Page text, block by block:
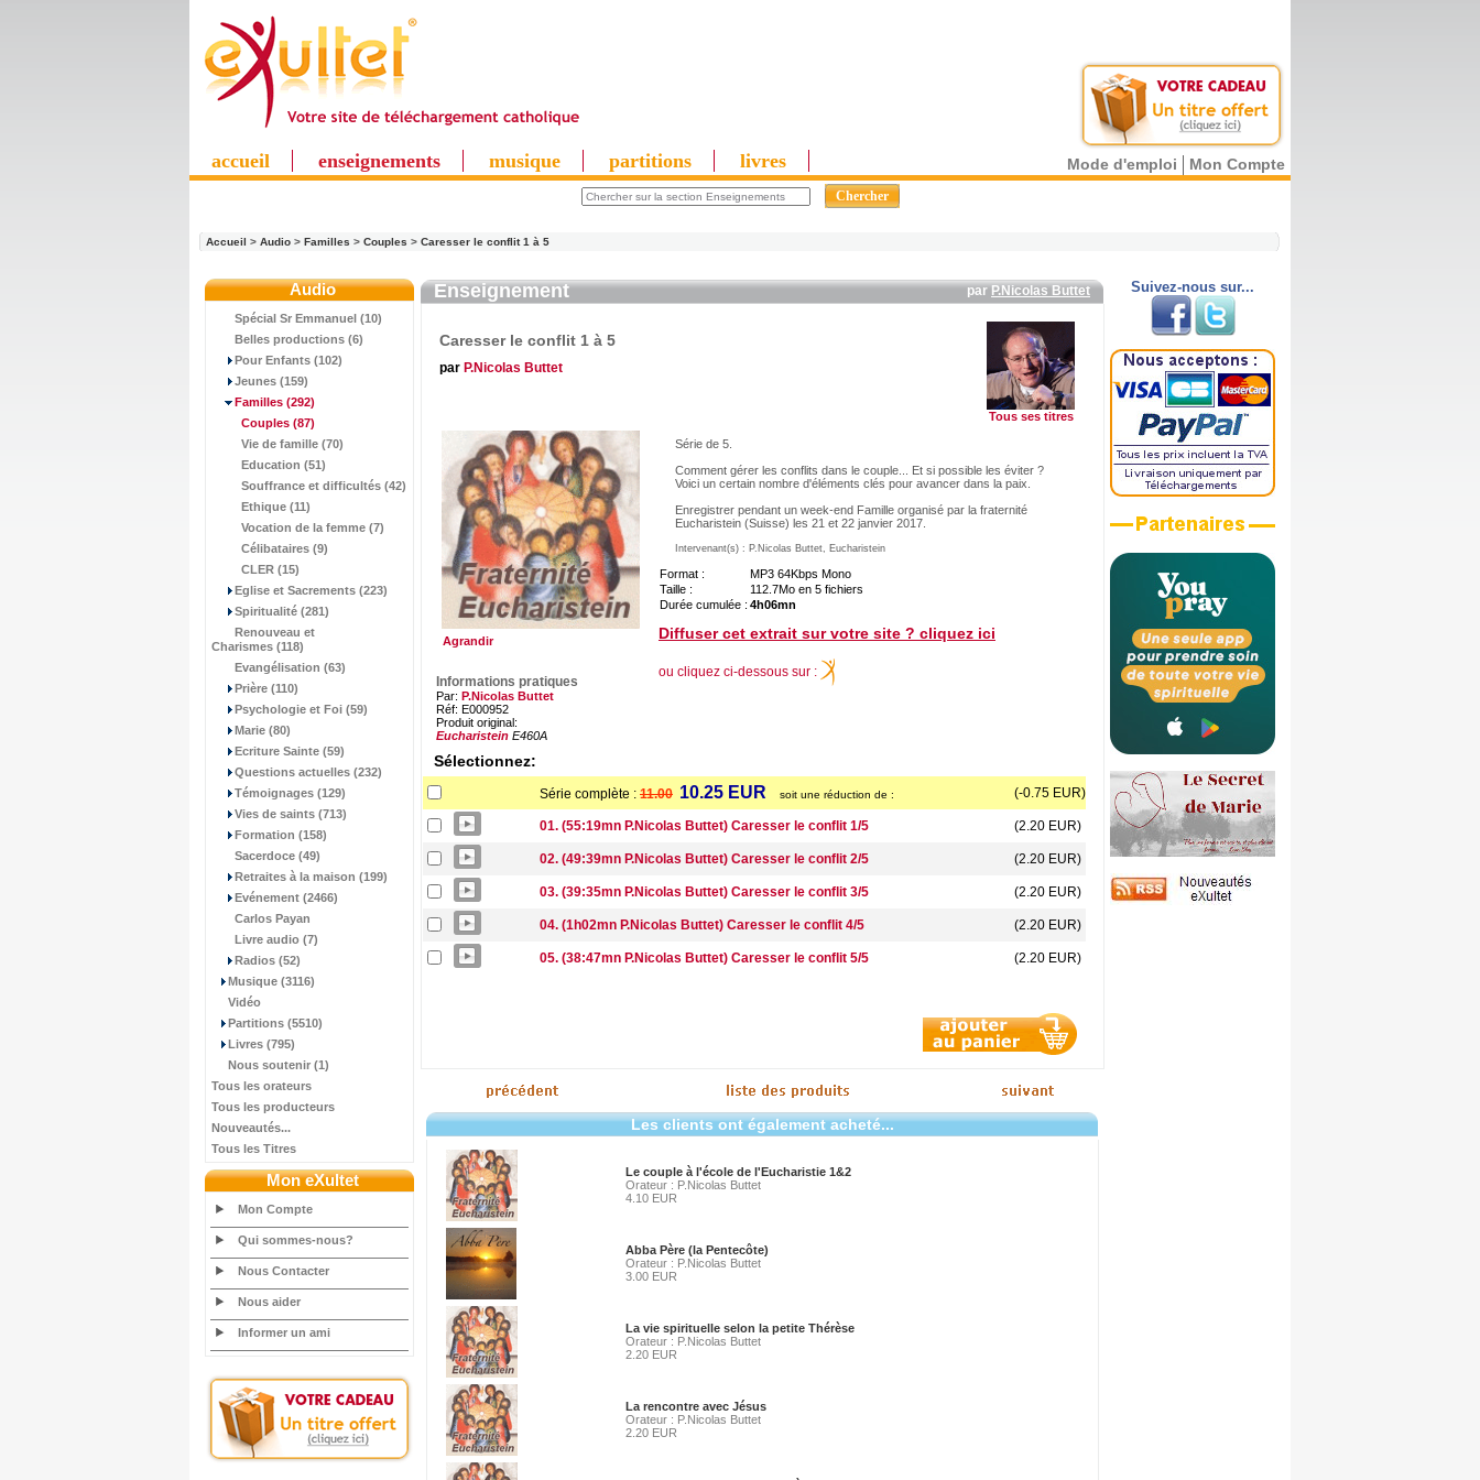
accueil enseignements musique partitions livres Mode d'emploi Mon Compte
Accueil > Audio > Familles > Couples > Caresser le conflit 1 à 5
Audio
Spécial Sr Emmanuel (10)
Belles productions (6)
Pour Enfants (102)
Jeunes (159)
Familles (292)
Couples (87)
Vie de famille (70)
Education (51)
Souffrance et difficultés (42)
Ethique (11)
Vocation de la femme (7)
Célibataires (9)
CLER (15)
Eglise et Sacrements (223)
Spiritualité (281)
Renouveau et
Charismes (118)
Evangélisation (63)
Prière (110)
Psychologie et Foi (59)
Marie (80)
Ecriture Sainte (59)
Questions actuelles (232)
Témoignages (129)
Vies de saints (713)
Formation (158)
Sacerdoce (49)
Retraites à la maison (199)
Evénement (2466)
Carlos Payan
Livre audio (7)
Radios (52)
Musique (3116)
Vidéo
Partitions (5510)
Livres (795)
Nous soutenir (1)
Tous les orateurs
Tous les producteurs
Nouveautés...
Tous les Titres
Mon eXultet
Mon Compte
Qui sommes-nous?
Nous Contacter
Nous aider
Informer un ami
Enseignement par P.Nicolas Buttet
Caresser le conflit 1 à 5
par P.Nicolas Buttet
Tous ses titres
Agrandir
Informations pratiques
Par: P.Nicolas Buttet
Réf: E000952
Produit original:
Eucharistein E460A
Série de 5.
Comment gérer les conflits dans le couple... Et si possible les éviter ?
Voici un certain nombre d'éléments clés pour avancer dans la paix.
Enregistrer pendant un week-end Famille organisé par la fraternité
Eucharistein (Suisse) les 21 et 22 janvier 2017.
Intervenant(s) : P.Nicolas Buttet, Eucharistein
Format :
MP3 64Kbps Mono
Taille :
112.7Mo en 5 fichiers
Durée cumulée : 4h06mn
Diffuser cet extrait sur votre site ? cliquez ici
ou cliquez ci-dessous sur :
Sélectionnez:
Série complète : 11.00 10.25 EUR soit une réduction de : (-0.75 EUR)
01. (55:19mn P.Nicolas Buttet) Caresser le conflit 1/5 (2.20 EUR)
02. (49:39mn P.Nicolas Buttet) Caresser le conflit 2/5 (2.20 EUR)
03. (39:35mn P.Nicolas Buttet) Caresser le conflit 3/5 (2.20 EUR)
04. (1h02mn P.Nicolas Buttet) Caresser le conflit 4/5 (2.20 EUR)
05. (38:47mn P.Nicolas Buttet) Caresser le conflit 5/5 (2.20 EUR)
Les clients ont également acheté...
Le couple à l'école de l'Eucharistie 1&2
Orateur : P.Nicolas Buttet
4.10 EUR
Abba Père (la Pentecôte)
Orateur : P.Nicolas Buttet
3.00 EUR
La vie spirituelle selon la petite Thérèse
Orateur : P.Nicolas Buttet
2.20 EUR
La rencontre avec Jésus
Orateur : P.Nicolas Buttet
2.20 EUR
Suivez-nous sur...